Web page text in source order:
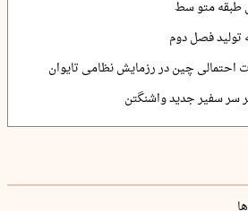
طبقه متو سط
تولید فصل دوم
احتمالی چین در رزمایش نظامی تایوان
سر سفیر جدید واشنگتن